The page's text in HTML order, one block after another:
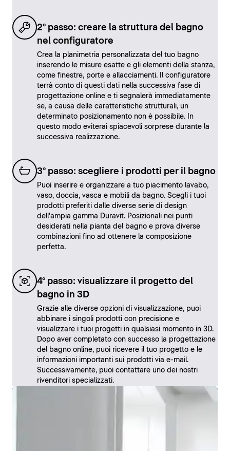
2° passo: creare la struttura del bagno
nel configuratore
Crea la planimetria personalizzata del tuo bagno
inserendo le misure esatte e gli elementi della stanza,
come finestre, porte e allacciamenti. Il configuratore
terrà conto di questi dati nella successiva fase di
progettazione online e ti segnalerà immediatamente
se, a causa delle caratteristiche strutturali, un
determinato posizionamento non è possibile. In
questo modo eviterai spiacevoli sorprese durante la
successiva realizzazione.
3° passo: scegliere i prodotti per il bagno
Puoi inserire e organizzare a tuo piacimento lavabo,
vaso, doccia, vasca e mobili da bagno. Scegli i tuoi
prodotti preferiti dalle diverse serie di design
dell'ampia gamma Duravit. Posizionali nei punti
desiderati nella pianta del bagno e prova diverse
combinazioni fino ad ottenere la composizione
perfetta.
4° passo: visualizzare il progetto del
bagno in 3D
Grazie alle diverse opzioni di visualizzazione, puoi
abbinare i singoli prodotti con precisione e
visualizzare i tuoi progetti in qualsiasi momento in 3D.
Dopo aver completato con successo la progettazione
del bagno online, puoi ricevere il tuo progetto e le
informazioni importanti sui prodotti via e-mail.
Successivamente, puoi contattare uno dei nostri
rivenditori specializzati.